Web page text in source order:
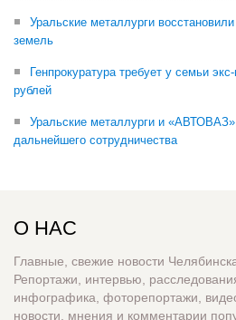
Уральские металлурги
земель
Генпрокуратура требует у семьи
рублей
Уральские металлурги и
дальнейшего сотрудничества
О НАС
Главные, свежие новости
Репортажи, интервью,
инфографика, фоторепортажи,
новости, мнения и комментарии